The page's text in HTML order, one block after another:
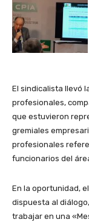
El sindicalista llevó
profesionales,
que estuvieron
gremiales
profesionales
funcionarios del
En la oportunidad,
dispuesta al
trabajar en una